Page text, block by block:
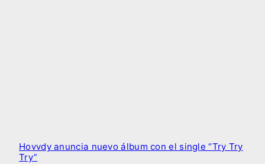
Hovvdy anuncia nuevo álbum con el single “Try Try
Try”